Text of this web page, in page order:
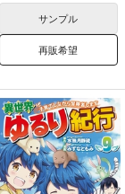
サンプル
再販希望